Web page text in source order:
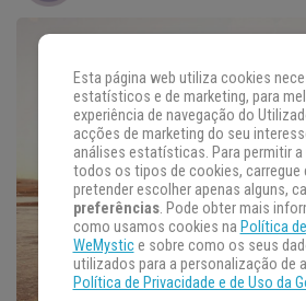
Esta página web utiliza cookies
estatísticos e de marketing, para
experiência de navegação do
acções de marketing do seu
análises estatísticas. Para permitir
todos os tipos de cookies, carregue
pretender escolher apenas alguns,
preferências. Pode obter mais
como usamos cookies na Política
WeMystice sobre como os seus
utilizados para a personalização de
Política de Privacidade e de Uso da